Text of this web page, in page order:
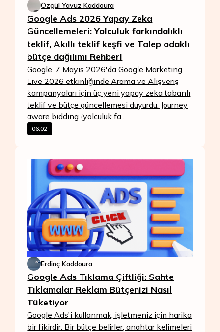
Özgül Yavuz Kaddoura
Google Ads 2026 Yapay Zeka
Güncellemeleri: Yolculuk farkındalıklı
teklif, Akıllı teklif keşfi ve Talep odaklı
bütçe dağılımı Rehberi
Google, 7 Mayıs 2026'da Google Marketing
Live 2026 etkinliğinde Arama ve Alışveriş
kampanyaları için üç yeni yapay zeka tabanlı
teklif ve bütçe güncellemesi duyurdu. Journey
aware bidding (yolculuk fa...
06.02
Erdinç Kaddoura
Google Ads Tıklama Çiftliği: Sahte
Tıklamalar Reklam Bütçenizi Nasıl
Tüketiyor
Google Ads'i kullanmak, işletmeniz için harika
bir fikirdir. Bir bütçe belirler, anahtar kelimeleri